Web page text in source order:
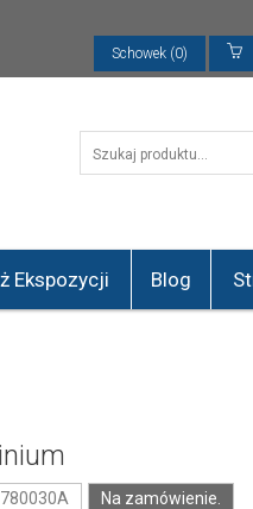
Schowek (0)
Ekspozycji Blog
Na zamówienie.